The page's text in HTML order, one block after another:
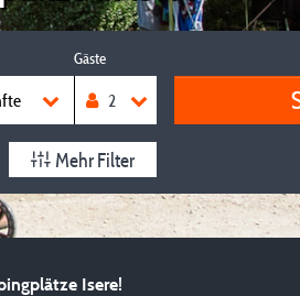
Gäste
Mehr Filter
Isere!